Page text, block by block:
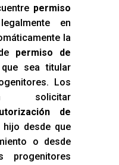
permiso
en
la
permiso de
sea titular
Los
solicitar
de
desde que
o desde